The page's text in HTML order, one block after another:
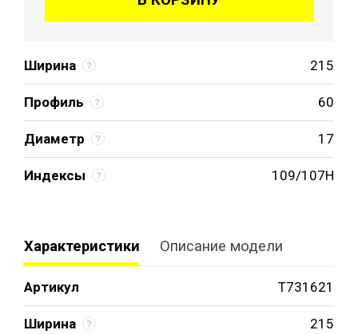
Ширина 215
Профиль 60
Диаметр 17
Индексы 109/107H
Характеристики Описание модели
Артикул T731621
Ширина 215